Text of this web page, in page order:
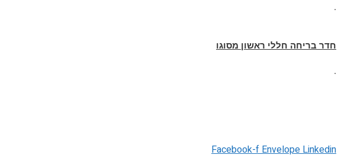
.
חדר בריחה חללי ראשון מסוגו
.
Facebook-fEnvelopeLinkedin